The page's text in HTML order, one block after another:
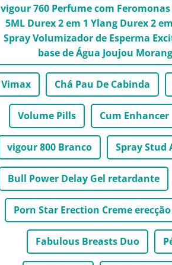
vigour 760 Perfume com
5ML Durex 2 em 1 Ylang Durex 2
Spray Volumizador de Esperma
base de Água Joujou
Vimax Chá Pau De Cabinda
Volume Pills Cum Enhancer
vigour 800 Branco Spray Stud
Bull Power Delay Gel retardante
Porn Star Erection Creme erecção
Fabulous Breasts Duo